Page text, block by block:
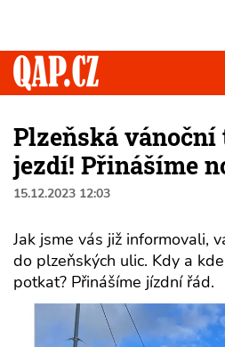
Plzeňská vánoční
jezdí! Přinášíme
15.12.2023 12:03
Jak jsme vás již informovali,
do plzeňských ulic. Kdy a
potkat? Přinášíme jízdní řád.